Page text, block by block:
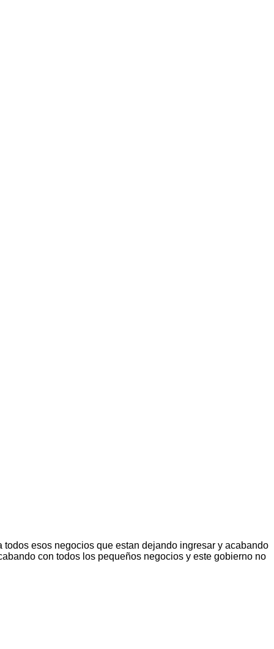
esos negocios que estan dejando ingresar y acabando
con todos los pequeños negocios y este gobierno no